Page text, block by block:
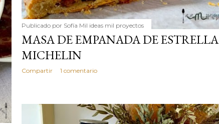
Publicado por Sofía Mil ideas mil proyectos
MASA DE EMPANADA DE ESTRELLA
MICHELIN
Compartir 1 comentario